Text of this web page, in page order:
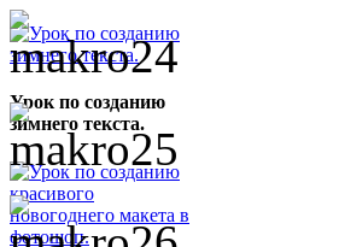
Урок по созданию
зимнего текста.